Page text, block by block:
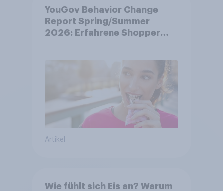
YouGov Behavior Change
Report Spring/Summer
2026: Erfahrene Shopper
Artikel
Wie fühlt sich Eis an? Warum